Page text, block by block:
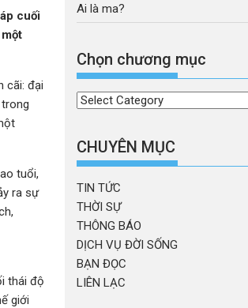
cuối
cãi: đại
tuổi,
ra sự
thái độ
giới
Ai là ma?
Chọn chương mục
Chọn
mục
CHUYÊN MỤC
TIN TỨC
THỜI SỰ
THÔNG BÁO
DỊCH VỤ ĐỜI SỐNG
BẠN ĐỌC
LIÊN LẠC